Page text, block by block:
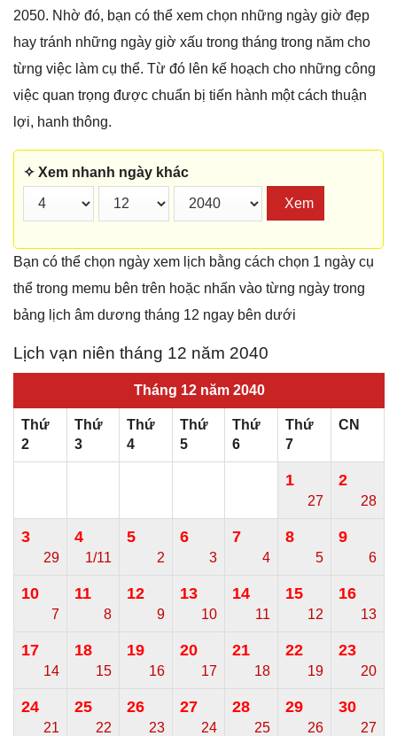
2050. Nhờ đó, bạn có thể xem chọn những ngày giờ đẹp
hay tránh những ngày giờ xấu trong tháng trong năm cho
từng việc làm cụ thể. Từ đó lên kế hoạch cho những công
việc quan trọng được chuẩn bị tiến hành một cách thuận
lợi, hanh thông.
✧ Xem nhanh ngày khác
Xem
Bạn có thể chọn ngày xem lịch bằng cách chọn 1 ngày cụ
thể trong memu bên trên hoặc nhấn vào từng ngày trong
bảng lịch âm dương tháng 12 ngay bên dưới
Lịch vạn niên tháng 12 năm 2040
Tháng 12 năm 2040
Thứ
2
Thứ
3
Thứ
4
Thứ
5
Thứ
6
Thứ
7
CN
1
27
2
28
3
29
4
1/11
5
2
6
3
7
4
8
5
9
6
10
7
11
8
12
9
13
10
14
11
15
12
16
13
17
14
18
15
19
16
20
17
21
18
22
19
23
20
24
21
25
22
26
23
27
24
28
25
29
26
30
27